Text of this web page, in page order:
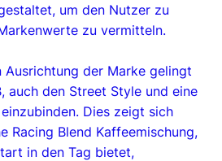
um den Nutzer zu
zu vermitteln.
der Marke gelingt
auch den Street Style und eine
Dies zeigt sich
Racing Blend Kaffeemischung,
in den Tag bietet,